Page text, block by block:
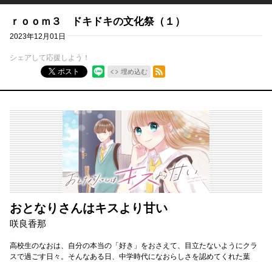
ｒｏｏｍ３ ドキドキの文化祭（１）
2023年12月01日
シェアして応援しよう！
ポスト
埋め込む
RSSフィード
おとなりさんはキスより甘い
咲良香那
高校生のなおは、自分の本当の「好き」をおさえて、目立たないようにクラ
スで過ごす日々。そんなある日、中学時代になおらしさを認めてくれた葉